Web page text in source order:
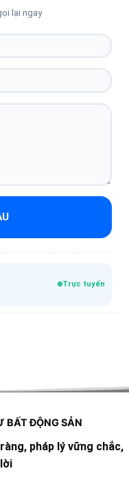
lại ngay
Trực tuyến
BẤT ĐỘNG SẢN
pháp lý vững chắc,